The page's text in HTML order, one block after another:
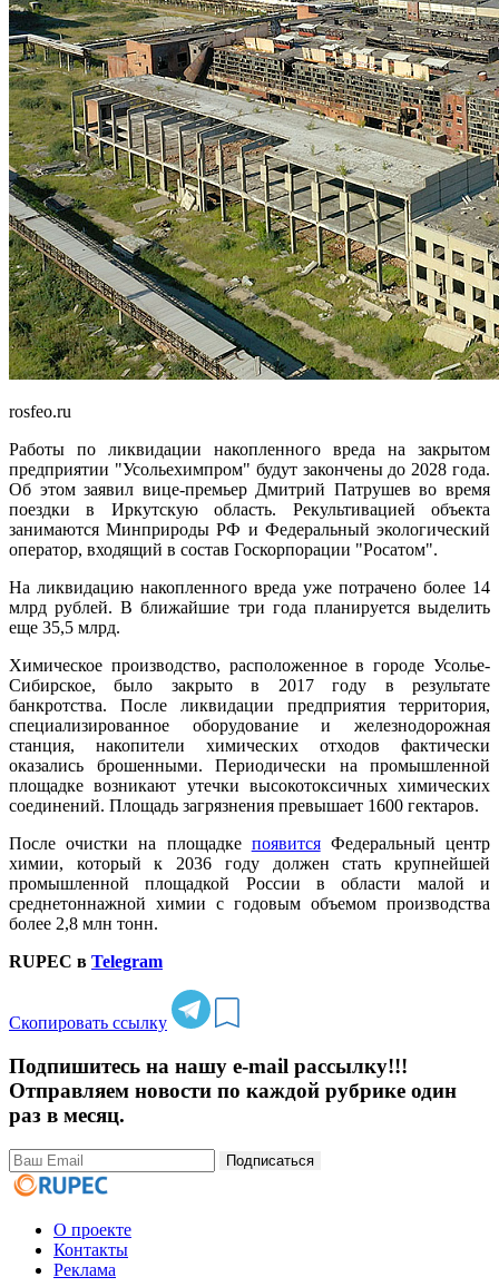
rosfeo.ru
Работы по ликвидации накопленного вреда на закрытом
предприятии "Усольехимпром" будут закончены до 2028 года.
Об этом заявил вице-премьер Дмитрий Патрушев во время
поездки в Иркутскую область. Рекультивацией объекта
занимаются Минприроды РФ и Федеральный экологический
оператор, входящий в состав Госкорпорации "Росатом".
На ликвидацию накопленного вреда уже потрачено более 14
млрд рублей. В ближайшие три года планируется выделить
еще 35,5 млрд.
Химическое производство, расположенное в городе Усолье-
Сибирское, было закрыто в 2017 году в результате
банкротства. После ликвидации предприятия территория,
специализированное оборудование и железнодорожная
станция, накопители химических отходов фактически
оказались брошенными. Периодически на промышленной
площадке возникают утечки высокотоксичных химических
соединений. Площадь загрязнения превышает 1600 гектаров.
После очистки на площадке появитсяФедеральный центр
химии, который к 2036 году должен стать крупнейшей
промышленной площадкой России в области малой и
среднетоннажной химии с годовым объемом производства
более 2,8 млн тонн.
RUPEC в Telegram
Скопировать ссылку
Подпишитесь на нашу e-mail рассылку!!!
Отправляем новости по каждой рубрике один
раз в месяц.
Подписаться
О проекте
Контакты
Реклама